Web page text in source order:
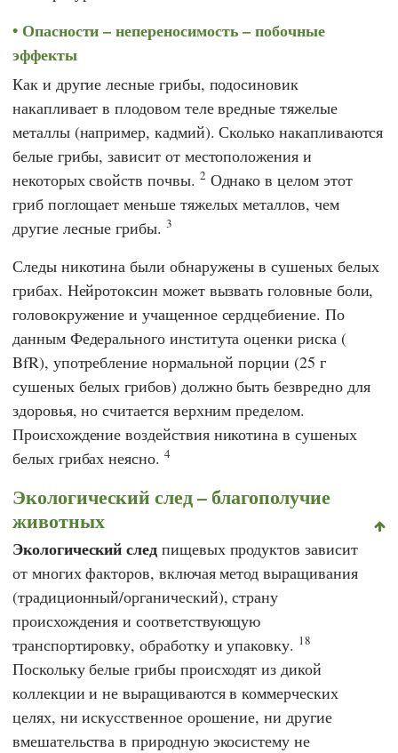
Опасности – непереносимость – побочные
эффекты
Как и другие лесные грибы, подосиновик
накапливает в плодовом теле вредные тяжелые
металлы (например, кадмий). Сколько накапливаются
белые грибы, зависит от местоположения и
некоторых свойств почвы. 2 Однако в целом этот
гриб поглощает меньше тяжелых металлов, чем
другие лесные грибы. 3
Следы никотина были обнаружены в сушеных белых
грибах. Нейротоксин может вызвать головные боли,
головокружение и учащенное сердцебиение. По
данным Федерального института оценки риска (
BfR), употребление нормальной порции (25 г
сушеных белых грибов) должно быть безвредно для
здоровья, но считается верхним пределом.
Происхождение воздействия никотина в сушеных
белых грибах неясно. 4
Экологический след – благополучие
животных
Экологический след пищевых продуктов зависит
от многих факторов, включая метод выращивания
(традиционный/органический), страну
происхождения и соответствующую
транспортировку, обработку и упаковку. 18
Поскольку белые грибы происходят из дикой
коллекции и не выращиваются в коммерческих
целях, ни искусственное орошение, ни другие
вмешательства в природную экосистему не